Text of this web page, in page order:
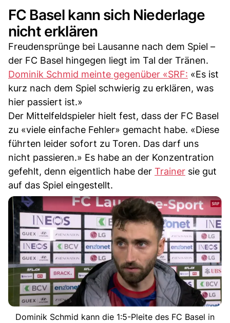
FC Basel kann sich Niederlage
nicht erklären
Freudensprünge bei Lausanne nach dem Spiel –
der FC Basel hingegen liegt im Tal der Tränen.
Dominik Schmid meinte gegenüber «SRF: «Es ist
kurz nach dem Spiel schwierig zu erklären, was
hier passiert ist.»
Der Mittelfeldspieler hielt fest, dass der FC Basel
zu «viele einfache Fehler» gemacht habe. «Diese
führten leider sofort zu Toren. Das darf uns
nicht passieren.» Es habe an der Konzentration
gefehlt, denn eigentlich habe der Trainer sie gut
auf das Spiel eingestellt.
Dominik Schmid kann die 1:5-Pleite des FC Basel in